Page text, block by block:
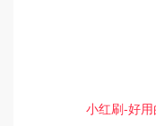
小红刷-好